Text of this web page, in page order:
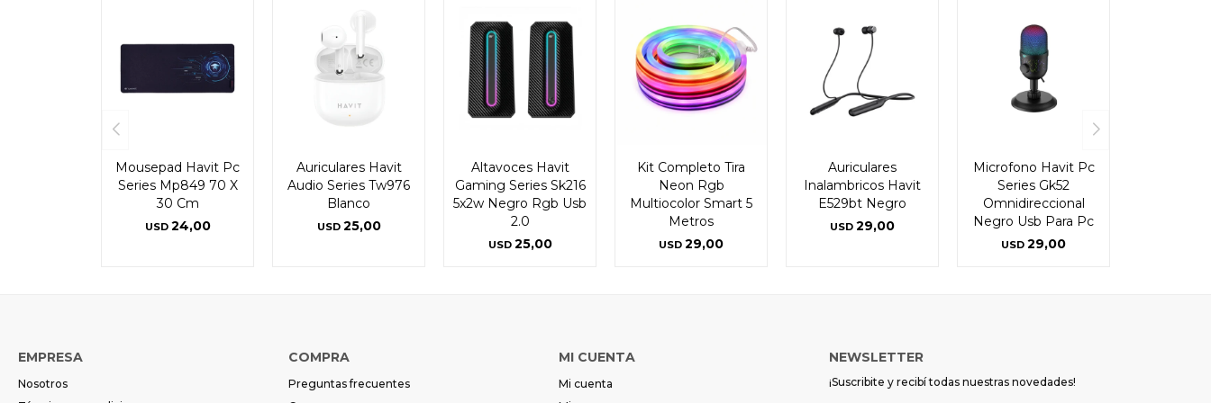
Mousepad Havit Pc
Series Mp849 70 X
30 Cm
USD 24,00
Auriculares Havit
Audio Series Tw976
Blanco
USD 25,00
Altavoces Havit
Gaming Series Sk216
5x2w Negro Rgb Usb
2.0
USD 25,00
Kit Completo Tira
Neon Rgb
Multiocolor Smart 5
Metros
USD 29,00
Auriculares
Inalambricos Havit
E529bt Negro
USD 29,00
Microfono Havit Pc
Series Gk52
Omnidireccional
Negro Usb Para Pc
USD 29,00
EMPRESA
Nosotros
COMPRA
Preguntas frecuentes
MI CUENTA
Mi cuenta
NEWSLETTER
¡Suscribite y recibí todas nuestras novedades!